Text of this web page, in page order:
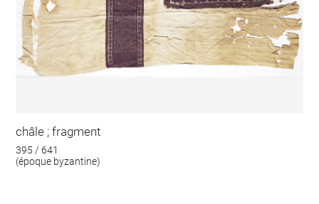
châle ; fragment
395 / 641
(époque byzantine)